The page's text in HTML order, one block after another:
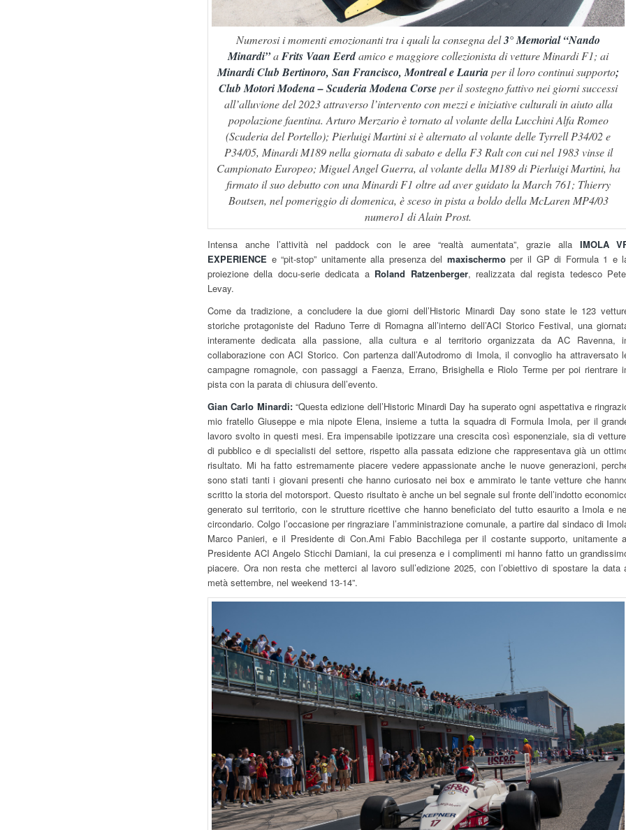
Numerosi i momenti emozionanti tra i quali la consegna del3° Memorial “Nando
Minardi”aFrits Vaan Eerdamico e maggiore collezionista di vetture Minardi F1; ai
Minardi Club Bertinoro, San Francisco, Montreal e Lauriaper il loro continui supporto;
Club Motori Modena – Scuderia Modena Corseper il sostegno fattivo nei giorni successi
all’alluvione del 2023 attraverso l’intervento con mezzi e iniziative culturali in aiuto alla
popolazione faentina. Arturo Merzario è tornato al volante della Lucchini Alfa Romeo
(Scuderia del Portello); Pierluigi Martini si è alternato al volante delle Tyrrell P34/02 e
P34/05, Minardi M189 nella giornata di sabato e della F3 Ralt con cui nel 1983 vinse il
Campionato Europeo; Miguel Angel Guerra, al volante della M189 di Pierluigi Martini, ha
firmato il suo debutto con una Minardi F1 oltre ad aver guidato la March 761; Thierry
Boutsen, nel pomeriggio di domenica, è sceso in pista a boldo della McLaren MP4/03
numero1 di Alain Prost.
Intensa anche l’attività nel paddock con le aree “realtà aumentata”, grazie alla IMOLA
EXPERIENCE e “pit-stop” unitamente alla presenza del maxischermoper il GP di Formula 1 e
proiezione della docu-serie dedicata a Roland Ratzenberger, realizzata dal regista tedesco
Levay.
Come da tradizione, a concludere la due giorni dell’Historic Minardi Day sono state le 123
storiche protagoniste del Raduno Terre di Romagna all’interno dell’ACI Storico Festival, una
interamente dedicata alla passione, alla cultura e al territorio organizzata da AC Ravenna,
collaborazione con ACI Storico. Con partenza dall’Autodromo di Imola, il convoglio ha attraversato
campagne romagnole, con passaggi a Faenza, Errano, Brisighella e Riolo Terme per poi rientrare
pista con la parata di chiusura dell’evento.
Gian Carlo Minardi:“Questa edizione dell’Historic Minardi Day ha superato ogni aspettativa e
mio fratello Giuseppe e mia nipote Elena, insieme a tutta la squadra di Formula Imola, per il
lavoro svolto in questi mesi. Era impensabile ipotizzare una crescita così esponenziale, sia di
di pubblico e di specialisti del settore, rispetto alla passata edizione che rappresentava già un
risultato. Mi ha fatto estremamente piacere vedere appassionate anche le nuove generazioni,
sono stati tanti i giovani presenti che hanno curiosato nei box e ammirato le tante vetture che
scritto la storia del motorsport. Questo risultato è anche un bel segnale sul fronte dell’indotto
generato sul territorio, con le strutture ricettive che hanno beneficiato del tutto esaurito a Imola e
circondario. Colgo l’occasione per ringraziare l’amministrazione comunale, a partire dal sindaco di
Marco Panieri, e il Presidente di Con.Ami Fabio Bacchilega per il costante supporto, unitamente
Presidente ACI Angelo Sticchi Damiani, la cui presenza e i complimenti mi hanno fatto un
piacere. Ora non resta che metterci al lavoro sull’edizione 2025, con l’obiettivo di spostare la data
metà settembre, nel weekend 13-14”.